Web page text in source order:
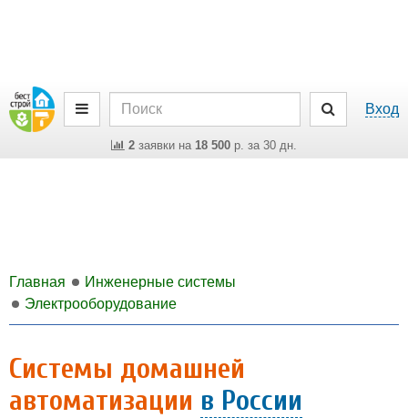
Вход
2 заявки на 18 500 р. за 30 дн.
Главная
Инженерные системы
Электрооборудование
Системы домашней
автоматизации в России